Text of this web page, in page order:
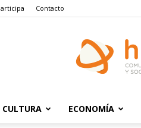
Contacto
CULTURA ECONOMÍA